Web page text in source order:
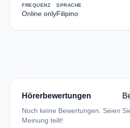
FREQUENZ
Online only
SPRACHE
Filipino
Hörerbewertungen
Noch keine Bewertungen. Seien
Meinung teilt!